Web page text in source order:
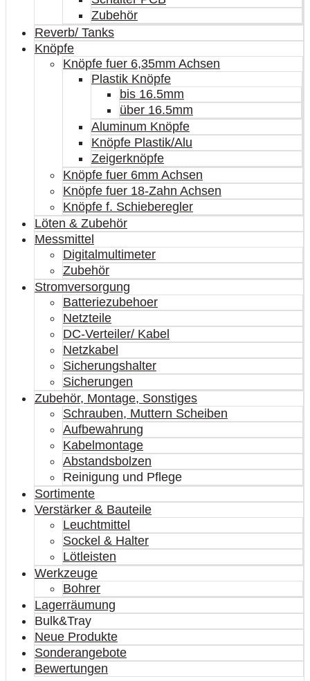
Zubehör
Reverb/ Tanks
Knöpfe
Knöpfe fuer 6,35mm Achsen
Plastik Knöpfe
bis 16.5mm
über 16.5mm
Aluminum Knöpfe
Knöpfe Plastik/Alu
Zeigerknöpfe
Knöpfe fuer 6mm Achsen
Knöpfe fuer 18-Zahn Achsen
Knöpfe f. Schieberegler
Löten & Zubehör
Messmittel
Digitalmultimeter
Zubehör
Stromversorgung
Batteriezubehoer
Netzteile
DC-Verteiler/ Kabel
Netzkabel
Sicherungshalter
Sicherungen
Zubehör, Montage, Sonstiges
Schrauben, Muttern Scheiben
Aufbewahrung
Kabelmontage
Abstandsbolzen
Reinigung und Pflege
Sortimente
Verstärker & Bauteile
Leuchtmittel
Sockel & Halter
Lötleisten
Werkzeuge
Bohrer
Lagerräumung
Bulk&Tray
Neue Produkte
Sonderangebote
Bewertungen